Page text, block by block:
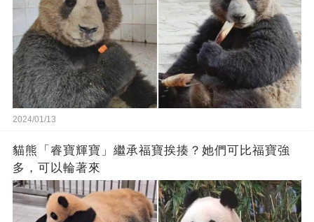
2024/01/13
貓熊「睿寶輝寶」繼承福寶挨揍？她們可比福寶強
多，可以輪著來